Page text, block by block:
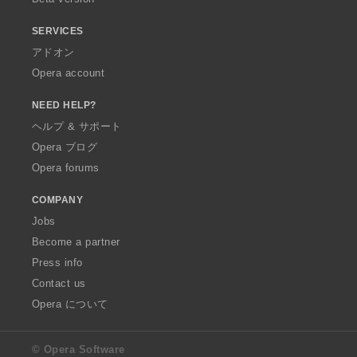
SERVICES
アドオン
Opera account
NEED HELP?
ヘルプ & サポート
Opera ブログ
Opera forums
COMPANY
Jobs
Become a partner
Press info
Contact us
Opera について
© Opera Software